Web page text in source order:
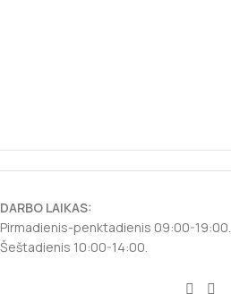
DARBO LAIKAS:
Pirmadienis-penktadienis 09:00-19:00.
Šeštadienis 10:00-14:00.